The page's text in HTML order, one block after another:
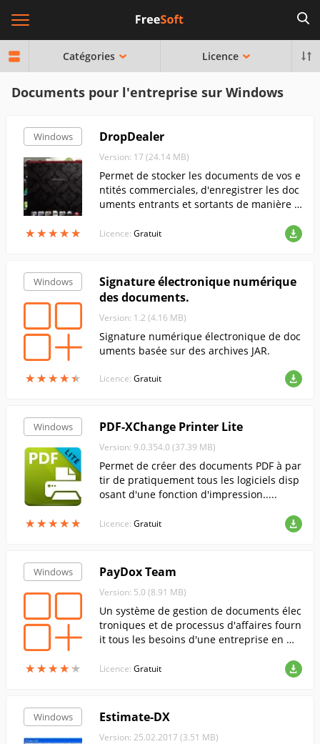
Catégories Licence
Documents pour l'entreprise sur Windows
Windows
★★★★★
★★★★★
DropDealer
Version: 17 (24.14 MB)
Permet de stocker les documents de vos e
ntités commerciales, d'enregistrer les doc
uments entrants et sortants de manière i
ciers, de stocker et de protéger les donné
Licence: Gratuit
Windows
★★★★★
★★★★★
Signature électronique numérique
des documents.
Version: 1.2 (4.16 MB)
Signature numérique électronique de doc
uments basée sur des archives JAR.
Licence: Gratuit
Windows
★★★★★
★★★★★
PDF-XChange Printer Lite
Version: 9.0.354.0 (37.39 MB)
Permet de créer des documents PDF à par
tir de pratiquement tous les logiciels disp
osant d'une fonction d'impression.....
Licence: Gratuit
Windows
★★★★★
★★★★★
PayDox Team
Version: 5.0 (8.91 MB)
Un système de gestion de documents élec
troniques et de processus d'affaires fourn
it tous les besoins d'une entreprise en ma
sus d'affaires et de flux de travail collabor
Licence: Gratuit
Windows Estimate-DX
Version: 25.02.2017 (3.51 MB)